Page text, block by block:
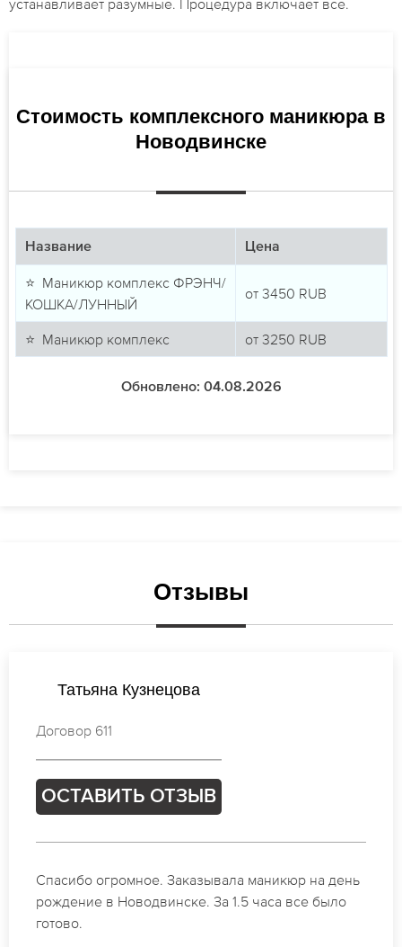
устанавливает разумные. Процедура включает все.
Стоимость комплексного маникюра в
Новодвинске
Название Цена
⭐ Маникюр комплекс ФРЭНЧ/
КОШКА/ЛУННЫЙ
от 3450 RUB
⭐ Маникюр комплекс от 3250 RUB
Обновлено: 04.08.2026
Отзывы
Татьяна Смирнова
Договор 165
ОСТАВИТЬ ОТЗЫВ
Идеальные специалисты своего дела по
маникюру в Новодвинске. Замечательный
результат. Буду обращаться еще.